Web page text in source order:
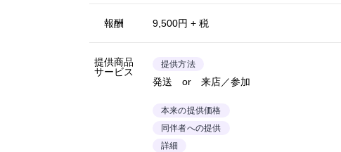
報酬 9,500円 + 税
提供商品
サービス
提供方法
発送 or 来店／参加
本来の提供価格
同伴者への提供
詳細